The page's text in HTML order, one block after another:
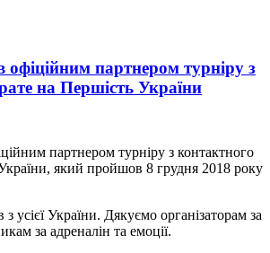
офіційним партнером турніру з
на Першість України
партнером турніру з контактного
який пройшов 8 грудня 2018 року
усієї України. Дякуємо організаторам за
за адреналін та емоції.